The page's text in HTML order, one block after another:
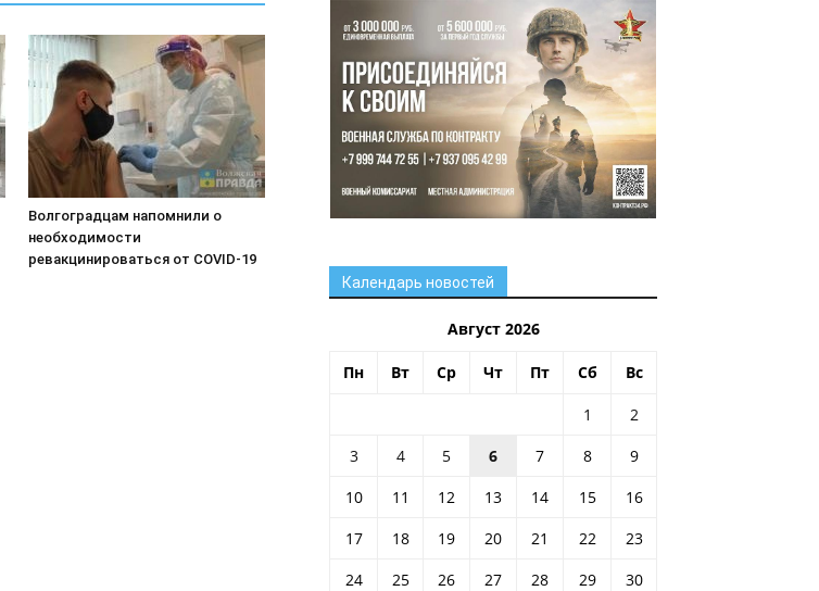
Волгоградцам напомнили о
необходимости
ревакцинироваться от COVID-19
Календарь новостей
Август 2026
Пн Вт Ср Чт Пт Сб Вс
1
2
3
4 5 6 7 8
9
10
11 12 13 14 15
16
17
18 19 20 21 22
23
24
25 26 27 28 29
30